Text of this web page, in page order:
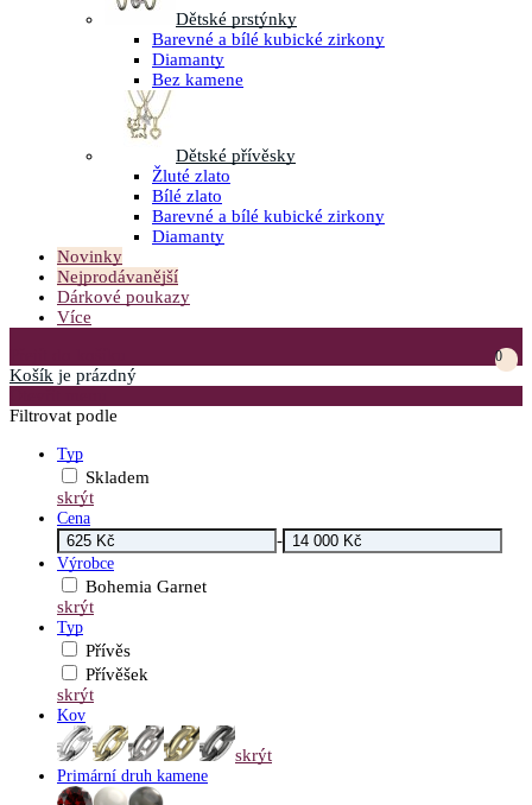
Dětské prstýnky
Barevné a bílé kubické zirkony
Diamanty
Bez kamene
Dětské přívěsky
Žluté zlato
Bílé zlato
Barevné a bílé kubické zirkony
Diamanty
Novinky
Nejprodávanější
Dárkové poukazy
Více
0
Košík je prázdný
Filtrovat podle
Typ
Skladem
skrýt
Cena
-
Výrobce
Bohemia Garnet
skrýt
Typ
Přívěs
Přívěšek
skrýt
Kov
skrýt
Primární druh kamene